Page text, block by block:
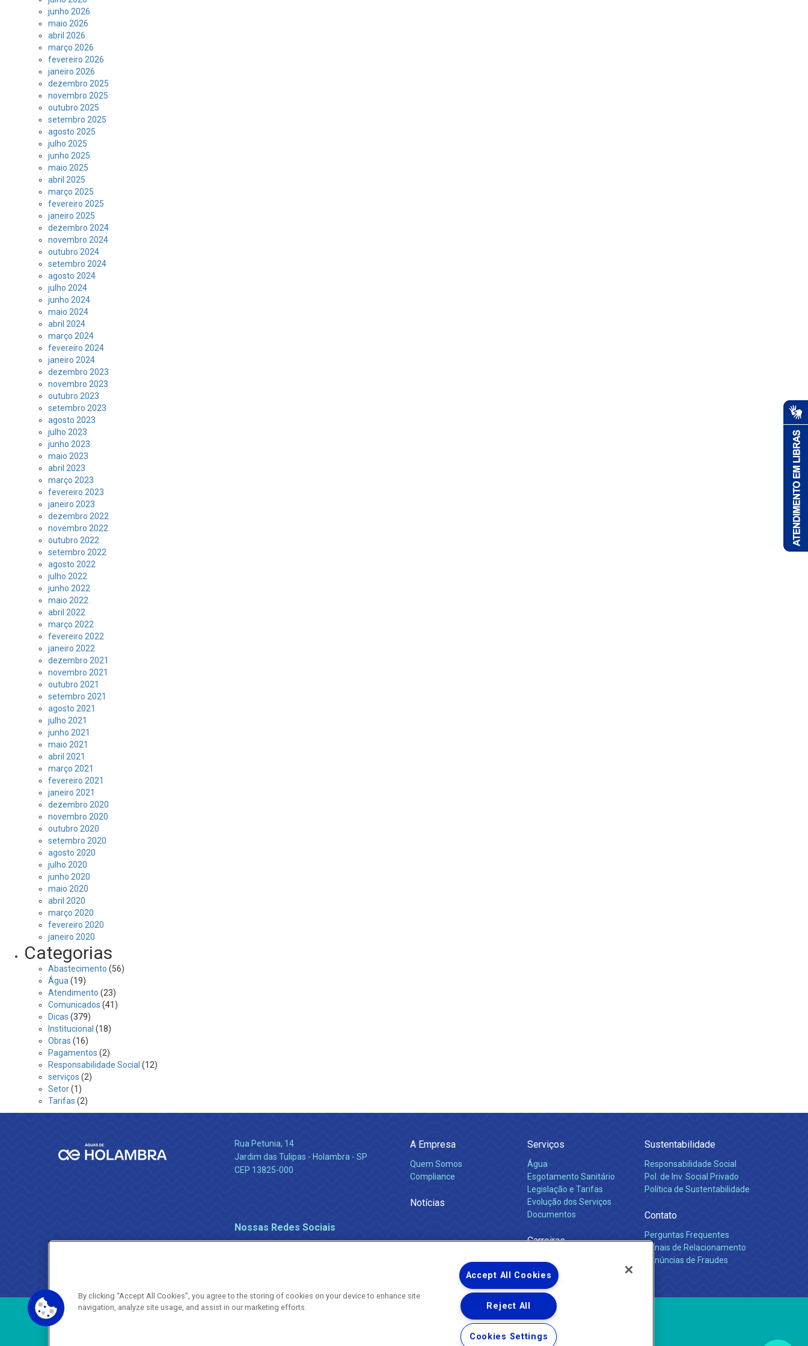
junho 2026
maio 2026
abril 2026
março 2026
fevereiro 2026
janeiro 2026
dezembro 2025
novembro 2025
outubro 2025
setembro 2025
agosto 2025
julho 2025
junho 2025
maio 2025
abril 2025
março 2025
fevereiro 2025
janeiro 2025
dezembro 2024
novembro 2024
outubro 2024
setembro 2024
agosto 2024
julho 2024
junho 2024
maio 2024
abril 2024
março 2024
fevereiro 2024
janeiro 2024
dezembro 2023
novembro 2023
outubro 2023
setembro 2023
agosto 2023
julho 2023
junho 2023
maio 2023
abril 2023
março 2023
fevereiro 2023
janeiro 2023
dezembro 2022
novembro 2022
outubro 2022
setembro 2022
agosto 2022
julho 2022
junho 2022
maio 2022
abril 2022
março 2022
fevereiro 2022
janeiro 2022
dezembro 2021
novembro 2021
outubro 2021
setembro 2021
agosto 2021
julho 2021
junho 2021
maio 2021
abril 2021
março 2021
fevereiro 2021
janeiro 2021
dezembro 2020
novembro 2020
outubro 2020
setembro 2020
agosto 2020
julho 2020
junho 2020
maio 2020
abril 2020
março 2020
fevereiro 2020
janeiro 2020
Categorias
Abastecimento (56)
Água (19)
Atendimento (23)
Comunicados (41)
Dicas (379)
Institucional (18)
Obras (16)
Pagamentos (2)
Responsabilidade Social (12)
serviços (2)
Setor(1)
Tarifas (2)
Rua Petunia, 14
Jardim das Tulipas - Holambra - SP
CEP 13825-000
Nossas Redes Sociais
A Empresa
Quem Somos
Compliance
Notícias
Serviços
Água
Esgotamento Sanitário
Legislação e Tarifas
Evolução dos Serviços
Documentos
Carreiras
Sustentabilidade
Responsabilidade Social
Pol. de Inv. Social Privado
Política de Sustentabilidade
Contato
Perguntas Frequentes
Canais de Relacionamento
Denúncias de Fraudes
Copyright ® 2026 - Todos os Direitos Reservados.
By clicking “Accept All Cookies”, you agree to the storing of cookies on your device to enhance site
navigation, analyze site usage, and assist in our marketing efforts.
Accept All Cookies
Reject All
Cookies Settings